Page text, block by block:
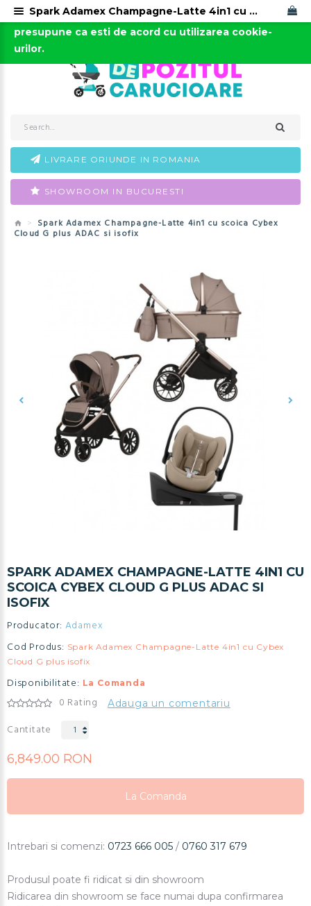
0723-666-005 / 0743-666-006
LIVRARE ORIUNDE IN ROMANIA
SHOWROOM IN BUCURESTI
Spark Adamex Champagne-Latte 4in1 cu scoica Cybex
Cloud G plus ADAC si isofix
SPARK ADAMEX CHAMPAGNE-LATTE 4IN1 CU
SCOICA CYBEX CLOUD G PLUS ADAC SI
ISOFIX
Producator: Adamex
Cod Produs: Spark Adamex Champagne-Latte 4in1 cu Cybex
Cloud G plus isofix
Disponibilitate: La Comanda
0 Rating Adauga un comentariu
Cantitate
6,849.00 RON
La Comanda
La Comanda
Intrebari si comenzi: 0723 666 005 / 0760 317 679
Produsul poate fi ridicat si din showroom
Ridicarea din showroom se face numai dupa confirmarea
Acest site foloseste cookies. Continuarea navigarii
presupune ca esti de acord cu utilizarea cookie-
urilor.
Spark Adamex Champagne-Latte 4in1 cu scoica Cybex Cloud G plus ADAC si isofix